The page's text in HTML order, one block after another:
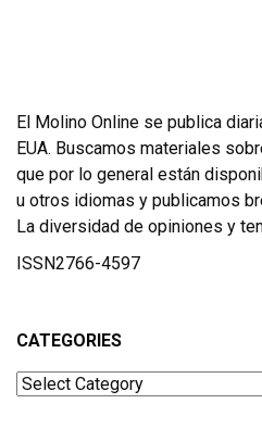
El Molino Online se publica
EUA. Buscamos materiales
que por lo general están
u otros idiomas y publicamos
La diversidad de opiniones y
ISSN2766-4597
CATEGORIES
Categories